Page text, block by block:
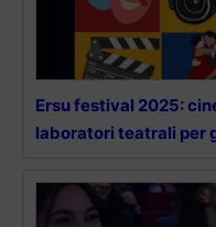
Ersu festival 2025:
laboratori teatrali per